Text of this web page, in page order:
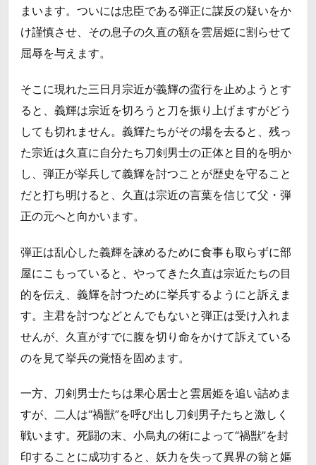
まいます。ついには忠臣である弾正に謀反の疑いをか
け謹慎させ、その息子の久直の額を雲居姫に割らせて
屈辱を与えます。
そこに現れた三日月宗近が義輝の蛮行を止めようとす
ると、義輝は宗近を切ろうと刀を振り上げますがどう
しても切れません。義輝たちがその場を去ると、残っ
た宗近は久直に自分たち刀剣男士の正体と目的を明か
し、弾正が挙兵して義輝を討つことが歴史を守ること
だと打ち明けると、久直は宗近の言葉を信じて父・弾
正の元へと向かいます。
弾正は乱心した義輝を諫めるために食事も取らずに部
屋にこもっていると、やってきた久直は宗近たちの目
的を伝え、義輝を討つために挙兵するようにと訴えま
す。主君を討つなどとんでもないと弾正は受け入れま
せんが、久直がすでに腹を切り命をかけて訴えている
のを見て挙兵の覚悟を固めます。
一方、刀剣男士たちは果心居士と雲居姫を追い詰めま
すが、二人は“禍獣”を呼び出し刀剣男子たちと激しく
戦います。死闘の末、小烏丸の術によって“禍獣”を封
印することに成功すると、妖力を失って異界の翁と嫗